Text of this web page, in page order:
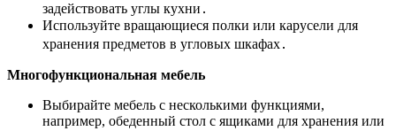
задействовать углы кухни․
Используйте вращающиеся полки или карусели для
хранения предметов в угловых шкафах․
Многофункциональная мебель
Выбирайте мебель с несколькими функциями,
например, обеденный стол с ящиками для хранения или